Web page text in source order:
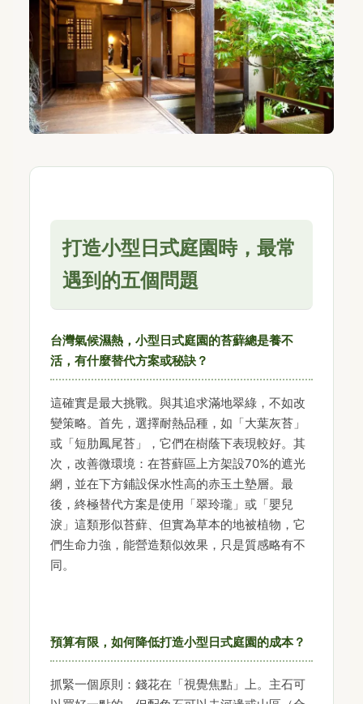
打造小型日式庭園時，最常
遇到的五個問題
台灣氣候濕熱，小型日式庭園的苔蘚總是養不
活，有什麼替代方案或秘訣？
這確實是最大挑戰。與其追求滿地翠綠，不如改
變策略。首先，選擇耐熱品種，如「大葉灰苔」
或「短肋鳳尾苔」，它們在樹蔭下表現較好。其
次，改善微環境：在苔蘚區上方架設70%的遮光
網，並在下方鋪設保水性高的赤玉土墊層。最
後，終極替代方案是使用「翠玲瓏」或「嬰兒
淚」這類形似苔蘚、但實為草本的地被植物，它
們生命力強，能營造類似效果，只是質感略有不
同。
預算有限，如何降低打造小型日式庭園的成本？
抓緊一個原則：錢花在「視覺焦點」上。主石可